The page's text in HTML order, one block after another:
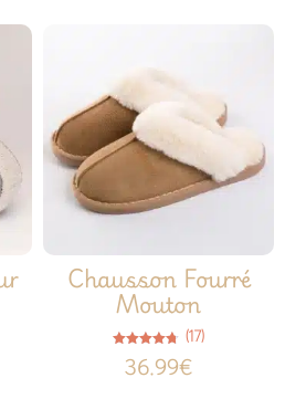
Chausson Fourré
Mouton
4.65
sur 5
(17)
36.99€